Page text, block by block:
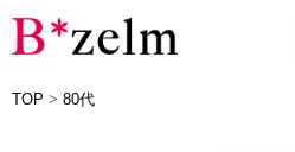
TOP > 80代